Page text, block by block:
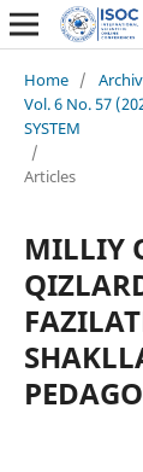
Home /
Vol. 6 No. 57
SYSTEM
/
Articles
MILLIY